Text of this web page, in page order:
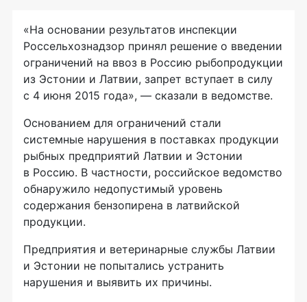
«На основании результатов инспекции
Россельхознадзор принял решение о введении
ограничений на ввоз в Россию рыбопродукции
из Эстонии и Латвии, запрет вступает в силу
с 4 июня 2015 года», — сказали в ведомстве.
Основанием для ограничений стали
системные нарушения в поставках продукции
рыбных предприятий Латвии и Эстонии
в Россию. В частности, российское ведомство
обнаружило недопустимый уровень
содержания бензопирена в латвийской
продукции.
Предприятия и ветеринарные службы Латвии
и Эстонии не попытались устранить
нарушения и выявить их причины.